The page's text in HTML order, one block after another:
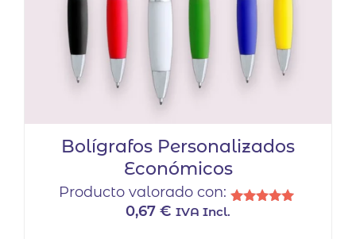
Bolígrafos Personalizados
Económicos
Producto valorado con:
0,67 € IVA Incl.